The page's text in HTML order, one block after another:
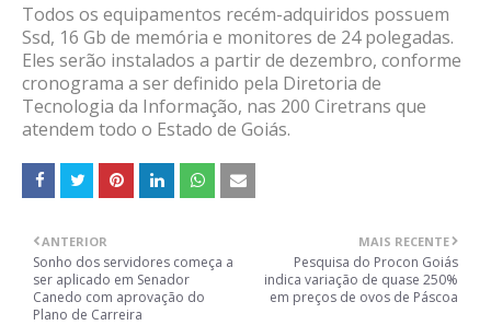
Todos os equipamentos recém-adquiridos possuem
Ssd, 16 Gb de memória e monitores de 24 polegadas.
Eles serão instalados a partir de dezembro, conforme
cronograma a ser definido pela Diretoria de
Tecnologia da Informação, nas 200 Ciretrans que
atendem todo o Estado de Goiás.
MAIS RECENTE
Pesquisa do Procon Goiás
indica variação de quase 250%
em preços de ovos de Páscoa
ANTERIOR
Sonho dos servidores começa a
ser aplicado em Senador
Canedo com aprovação do
Plano de Carreira